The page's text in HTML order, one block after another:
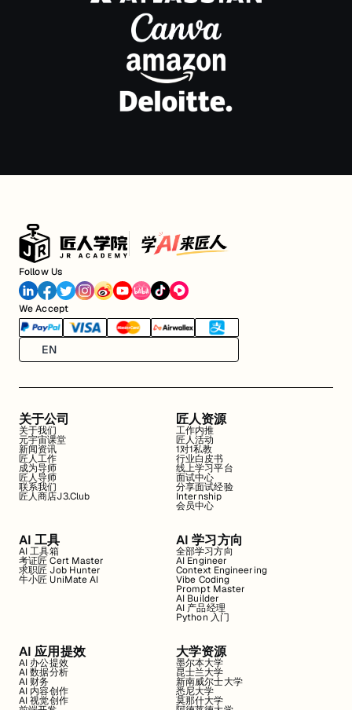
Follow Us
We Accept
EN
关于公司
关于我们
元宇宙课堂
新闻资讯
匠人工作
成为导师
匠人导师
联系我们
匠人商店J3.Club
匠人资源
工作内推
匠人活动
1对1私教
行业白皮书
线上学习平台
面试中心
分享面试经验
Internship
会员中心
AI 工具
AI 工具箱
考证匠 Cert Master
求职匠 Job Hunter
牛小匠 UniMate AI
AI 学习方向
全部学习方向
AI Engineer
Context Engineering
Vibe Coding
Prompt Master
AI Builder
AI 产品经理
Python 入门
AI 应用提效
AI 办公提效
AI 数据分析
AI 财务
AI 内容创作
AI 视觉创作
大学资源
墨尔本大学
昆士兰大学
新南威尔士大学
悉尼大学
莫那什大学